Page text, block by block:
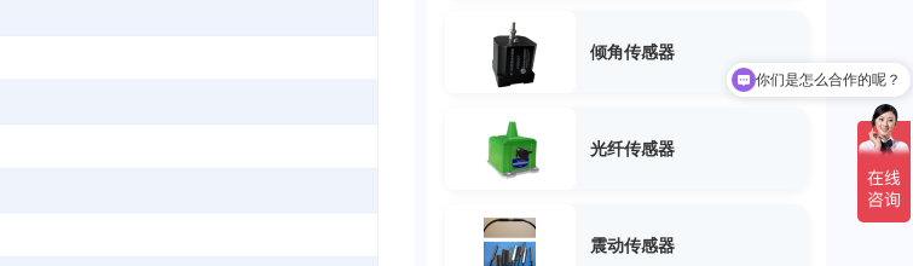
倾角传感器
光纤传感器
震动传感器
你们联系电话是多少